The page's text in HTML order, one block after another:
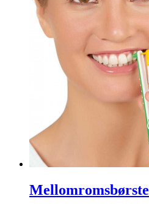
Mellomromsbørste